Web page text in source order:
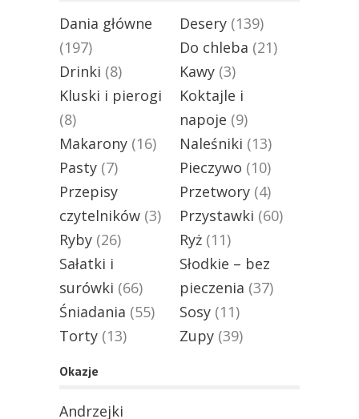
Dania główne
(197)
Desery (139)
Do chleba (21)
Drinki (8) Kawy (3)
Kluski i pierogi
(8)
Koktajle i
napoje (9)
Makarony (16) Naleśniki (13)
Pasty (7) Pieczywo (10)
Przepisy
czytelników (3)
Przetwory (4)
Przystawki (60)
Ryby (26) Ryż (11)
Sałatki i
surówki (66)
Słodkie – bez
pieczenia (37)
Śniadania (55) Sosy (11)
Torty (13) Zupy (39)
Okazje
Andrzejki